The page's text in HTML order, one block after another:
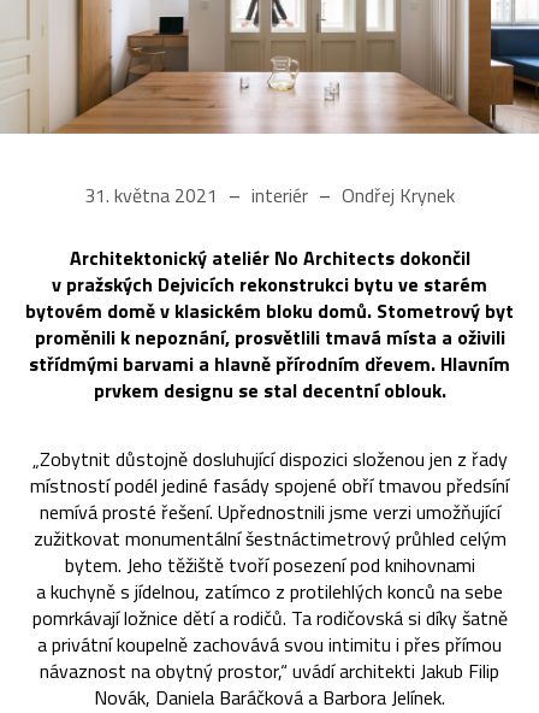
31. května 2021 interiér Ondřej Krynek
Architektonický ateliér No Architects dokončil
v pražských Dejvicích rekonstrukci bytu ve starém
bytovém domě v klasickém bloku domů. Stometrový byt
proměnili k nepoznání, prosvětlili tmavá místa a oživili
střídmými barvami a hlavně přírodním dřevem. Hlavním
prvkem designu se stal decentní oblouk.
„Zobytnit důstojně dosluhující dispozici složenou jen z řady
místností podél jediné fasády spojené obří tmavou předsíní
nemívá prosté řešení. Upřednostnili jsme verzi umožňující
zužitkovat monumentální šestnáctimetrový průhled celým
bytem. Jeho těžiště tvoří posezení pod knihovnami
a kuchyně s jídelnou, zatímco z protilehlých konců na sebe
pomrkávají ložnice dětí a rodičů. Ta rodičovská si díky šatně
a privátní koupelně zachovává svou intimitu i přes přímou
návaznost na obytný prostor,“ uvádí architekti Jakub Filip
Novák, Daniela Baráčková a Barbora Jelínek.